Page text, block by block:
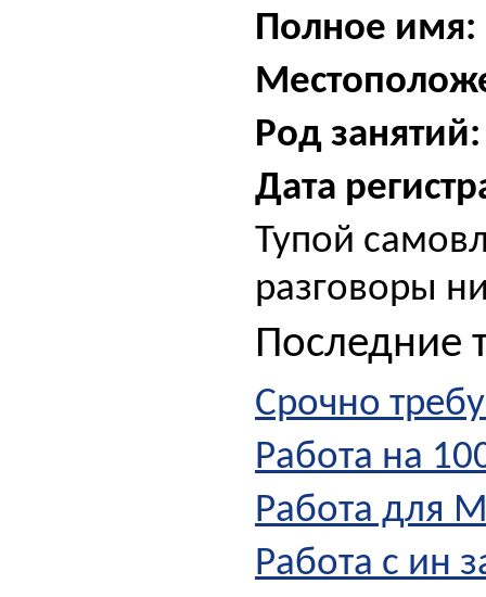
Полное имя:
Род занятий:
Дата
Тупой
разговоры
Последние
Срочно
Работа на
Работа для
Работа с ин